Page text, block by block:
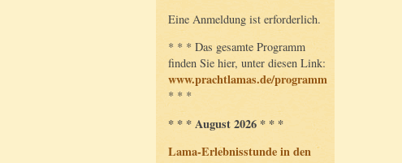
Eine Anmeldung ist erforderlich.
* * * Das gesamte Programm
finden Sie hier, unter diesen Link:
www.prachtlamas.de/programm
* * *
* * * August 2026 * * *
Lama-Erlebnisstunde in den